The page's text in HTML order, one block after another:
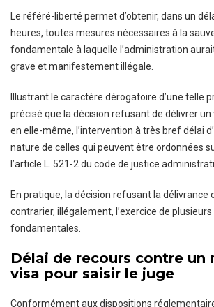
Le référé-liberté permet d’obtenir, dans un
heures, toutes mesures nécessaires à la
fondamentale à laquelle l’administration
grave et manifestement illégale.
Illustrant le caractère dérogatoire d’une telle
précisé que la décision refusant de délivrer un
en elle-même, l’intervention à très bref délai
nature de celles qui peuvent être ordonnées
l’article L. 521-2 du code de justice
En pratique, la décision refusant la délivrance
contrarier, illégalement, l’exercice de
fondamentales.
Délai de recours contre un
visa pour saisir le juge
Conformément aux dispositions